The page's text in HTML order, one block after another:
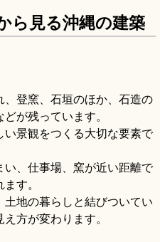
ら見る沖縄の建築
登窯、石垣のほか、石造の
が残っています。
景観をつくる大切な要素で
、仕事場、窯が近い距離で
す。
地の暮らしと結びついてい
方が変わります。